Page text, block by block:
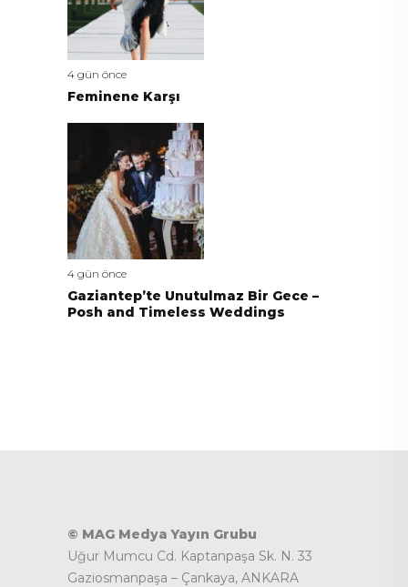
4 gün önce
Feminene Karşı
4 gün önce
Gaziantep’te Unutulmaz Bir Gece –
Posh and Timeless Weddings
© MAG Medya Yayın Grubu
Uğur Mumcu Cd. Kaptanpaşa Sk. N. 33
Gaziosmanpaşa – Çankaya, ANKARA